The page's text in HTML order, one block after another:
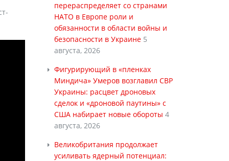
перераспределяет со странами
НАТО в Европе роли и
обязанности в области войны и
безопасности в Украине 5
августа, 2026
Фигурирующий в «пленках
Миндича» Умеров возглавил СВР
Украины: расцвет дроновых
сделок и «дроновой паутины» с
США набирает новые обороты 4
августа, 2026
Великобритания продолжает
усиливать ядерный потенциал: